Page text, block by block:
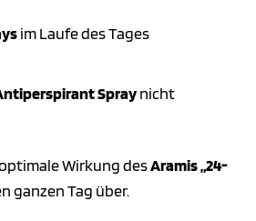
im Laufe des Tages
Spraynicht
Wirkung desAramis „24-
ganzen Tag über.